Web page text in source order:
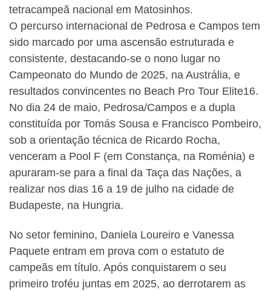
tetracampeã nacional em Matosinhos.
O percurso internacional de Pedrosa e Campos tem
sido marcado por uma ascensão estruturada e
consistente, destacando-se o nono lugar no
Campeonato do Mundo de 2025, na Austrália, e
resultados convincentes no Beach Pro Tour Elite16.
No dia 24 de maio, Pedrosa/Campos e a dupla
constituída por Tomás Sousa e Francisco Pombeiro,
sob a orientação técnica de Ricardo Rocha,
venceram a Pool F (em Constança, na Roménia) e
apuraram-se para a final da Taça das Nações, a
realizar nos dias 16 a 19 de julho na cidade de
Budapeste, na Hungria.
No setor feminino, Daniela Loureiro e Vanessa
Paquete entram em prova com o estatuto de
campeãs em título. Após conquistarem o seu
primeiro troféu juntas em 2025, ao derrotarem as